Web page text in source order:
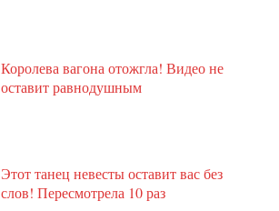
Королева вагона отожгла! Видео не
оставит равнодушным
Этот танец невесты оставит вас без
слов! Пересмотрела 10 раз